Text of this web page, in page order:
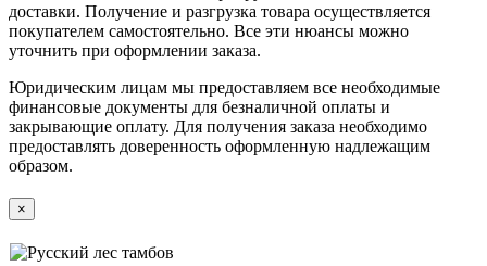
доставки. Получение и разгрузка товара осуществляется
покупателем самостоятельно. Все эти нюансы можно
уточнить при оформлении заказа.
Юридическим лицам мы предоставляем все необходимые
финансовые документы для безналичной оплаты и
закрывающие оплату. Для получения заказа необходимо
предоставлять доверенность оформленную надлежащим
образом.
Close
product
quick
view
×